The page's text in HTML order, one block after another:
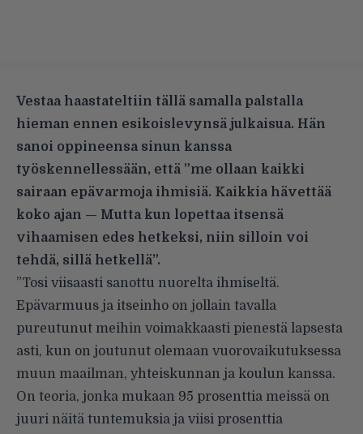
Vestaa haastateltiin tällä samalla palstalla
hieman ennen esikoislevynsä julkaisua. Hän
sanoi oppineensa sinun kanssa
työskennellessään, että ”me ollaan kaikki
sairaan epävarmoja ihmisiä. Kaikkia hävettää
koko ajan — Mutta kun lopettaa itsensä
vihaamisen edes hetkeksi, niin silloin voi
tehdä, sillä hetkellä”.
”Tosi viisaasti sanottu nuorelta ihmiseltä.
Epävarmuus ja itseinho on jollain tavalla
pureutunut meihin voimakkaasti pienestä lapsesta
asti, kun on joutunut olemaan vuorovaikutuksessa
muun maailman, yhteiskunnan ja koulun kanssa.
On teoria, jonka mukaan 95 prosenttia meissä on
juuri näitä tuntemuksia ja viisi prosenttia